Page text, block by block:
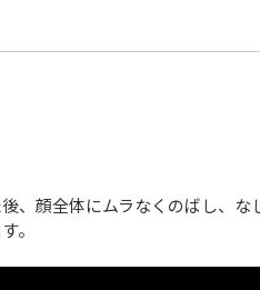
、顔全体にムラなくのばし、な
。